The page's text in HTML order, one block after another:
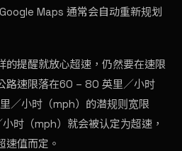
Maps 通常会自动重新规划
的提醒就放心超速，仍然要在速限
路速限落在60 – 80 英里／小时
／小时（mph）的潜规则宽限
时（mph）就会被认定为超速，
速值而定。